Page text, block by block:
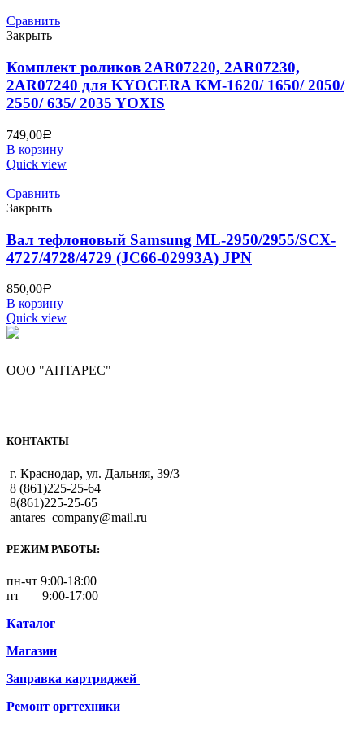
Сравнить
Закрыть
Комплект роликов 2AR07220, 2AR07230,
2AR07240 для KYOCERA KM-1620/ 1650/ 2050/
2550/ 635/ 2035 YOXIS
749,00Р
В корзину
Quick view
Сравнить
Закрыть
Вал тефлоновый Samsung ML-2950/2955/SCX-
4727/4728/4729 (JC66-02993A) JPN
850,00Р
В корзину
Quick view
ООО "АНТАРЕС"
КОНТАКТЫ
г. Краснодар, ул. Дальняя, 39/3
8 (861)225-25-64
8(861)225-25-65
antares_company@mail.ru
РЕЖИМ РАБОТЫ:
пн-чт 9:00-18:00
пт 9:00-17:00
Каталог
Магазин
Заправка картриджей
Ремонт оргтехники